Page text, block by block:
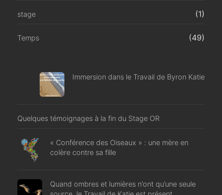
stage (1)
Temps (49)
Immersion dans le Travail de Byron Katie
Quelques témoignages à la fin du Stage OR
« Conférence des Oiseaux » : une mère en
colère contre sa fille
Quand ombres et lumières n’ont qu’une seule